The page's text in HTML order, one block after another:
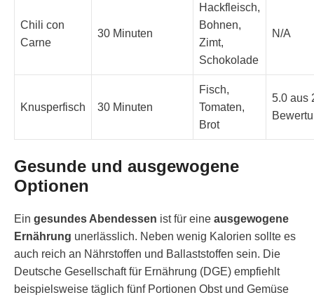
Chili con
Carne
30 Minuten
Hackfleisch,
Bohnen,
Zimt,
Schokolade
N/A
Knusperfisch 30 Minuten
Fisch,
Tomaten,
Brot
5.0 aus
Gesunde und ausgewogene
Optionen
Ein gesundes Abendessen ist für eine ausgewogene
Ernährung unerlässlich. Neben wenig Kalorien sollte es
auch reich an Nährstoffen und Ballaststoffen sein. Die
Deutsche Gesellschaft für Ernährung (DGE) empfiehlt
beispielsweise täglich fünf Portionen Obst und Gemüse